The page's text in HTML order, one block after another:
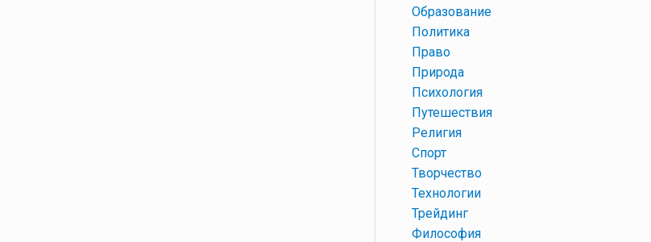
Образование
Политика
Право
Природа
Психология
Путешествия
Религия
Спорт
Творчество
Технологии
Трейдинг
Философия